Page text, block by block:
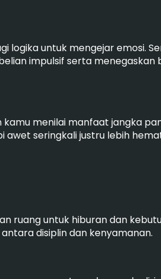
logika untuk mengejar emosi.
impulsif serta menegaskan
menilai manfaat jangka
awet seringkali justru lebih
ruang untuk hiburan dan
disiplin dan kenyamanan.